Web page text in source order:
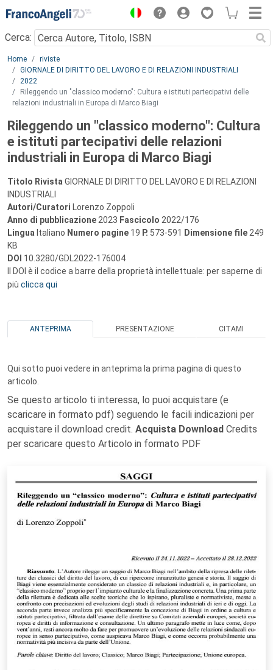
Menu
Cerca:
Main content
Home
riviste
GIORNALE DI DIRITTO DEL LAVORO E DI RELAZIONI INDUSTRIALI
2022
Rileggendo un "classico moderno": Cultura e istituti partecipativi delle
relazioni industriali in Europa di Marco Biagi
Rileggendo un "classico moderno": Cultura
e istituti partecipativi delle relazioni
industriali in Europa di Marco Biagi
Titolo Rivista GIORNALE DI DIRITTO DEL LAVORO E DI RELAZIONI
INDUSTRIALI
Autori/Curatori Lorenzo Zoppoli
Anno di pubblicazione 2023 Fascicolo 2022/176
Lingua Italiano Numero pagine 19 P. 573-591 Dimensione file 249
KB
DOI 10.3280/GDL2022-176004
Il DOI è il codice a barre della proprietà intellettuale: per saperne di
più clicca qui
ANTEPRIMA PRESENTAZIONE CITAMI
Qui sotto puoi vedere in anteprima la prima pagina di questo
articolo.
Se questo articolo ti interessa, lo puoi acquistare (e
scaricare in formato pdf) seguendo le facili indicazioni per
acquistare il download credit. Acquista Download Credits
per scaricare questo Articolo in formato PDF